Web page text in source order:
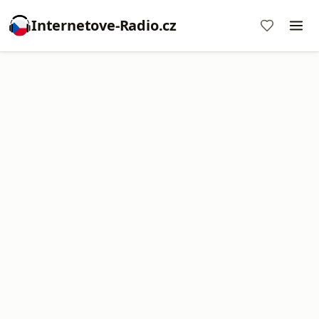
Internetove-Radio.cz